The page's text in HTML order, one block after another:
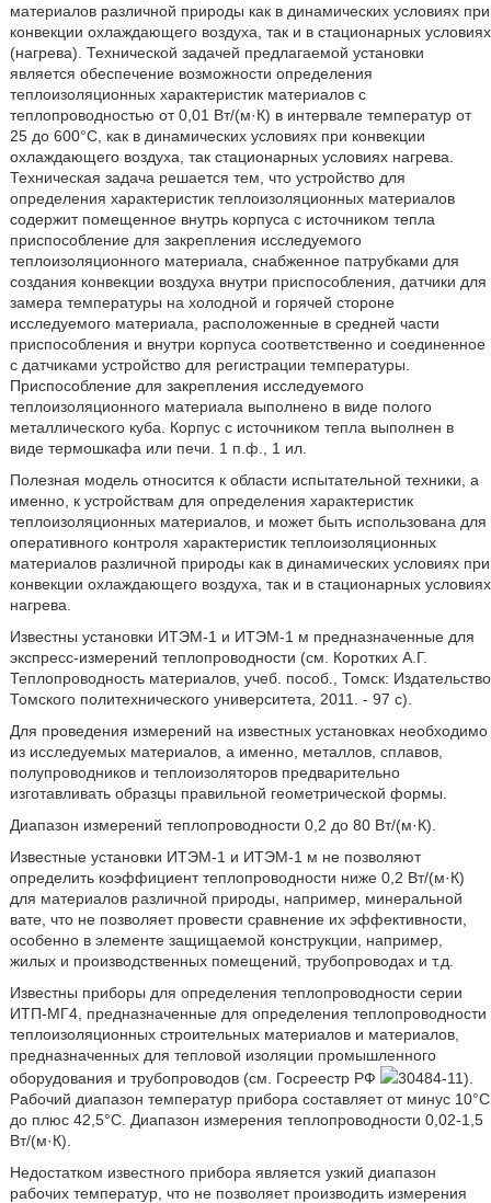
материалов различной природы как в динамических условиях при
конвекции охлаждающего воздуха, так и в стационарных условиях
(нагрева). Технической задачей предлагаемой установки
является обеспечение возможности определения
теплоизоляционных характеристик материалов с
теплопроводностью от 0,01 Вт/(м·К) в интервале температур от
25 до 600°C, как в динамических условиях при конвекции
охлаждающего воздуха, так стационарных условиях нагрева.
Техническая задача решается тем, что устройство для
определения характеристик теплоизоляционных материалов
содержит помещенное внутрь корпуса с источником тепла
приспособление для закрепления исследуемого
теплоизоляционного материала, снабженное патрубками для
создания конвекции воздуха внутри приспособления, датчики для
замера температуры на холодной и горячей стороне
исследуемого материала, расположенные в средней части
приспособления и внутри корпуса соответственно и соединенное
с датчиками устройство для регистрации температуры.
Приспособление для закрепления исследуемого
теплоизоляционного материала выполнено в виде полого
металлического куба. Корпус с источником тепла выполнен в
виде термошкафа или печи. 1 п.ф., 1 ил.
Полезная модель относится к области испытательной техники, а
именно, к устройствам для определения характеристик
теплоизоляционных материалов, и может быть использована для
оперативного контроля характеристик теплоизоляционных
материалов различной природы как в динамических условиях при
конвекции охлаждающего воздуха, так и в стационарных условиях
нагрева.
Известны установки ИТЭМ-1 и ИТЭМ-1 м предназначенные для
экспресс-измерений теплопроводности (см. Коротких А.Г.
Теплопроводность материалов, учеб. пособ., Томск: Издательство
Томского политехнического университета, 2011. - 97 с).
Для проведения измерений на известных установках необходимо
из исследуемых материалов, а именно, металлов, сплавов,
полупроводников и теплоизоляторов предварительно
изготавливать образцы правильной геометрической формы.
Диапазон измерений теплопроводности 0,2 до 80 Вт/(м·К).
Известные установки ИТЭМ-1 и ИТЭМ-1 м не позволяют
определить коэффициент теплопроводности ниже 0,2 Вт/(м·К)
для материалов различной природы, например, минеральной
вате, что не позволяет провести сравнение их эффективности,
особенно в элементе защищаемой конструкции, например,
жилых и производственных помещений, трубопроводах и т.д.
Известны приборы для определения теплопроводности серии
ИТП-МГ4, предназначенные для определения теплопроводности
теплоизоляционных строительных материалов и материалов,
предназначенных для тепловой изоляции промышленного
оборудования и трубопроводов (см. Госреестр РФ
30484-11).
Рабочий диапазон температур прибора составляет от минус 10°C
до плюс 42,5°C. Диапазон измерения теплопроводности 0,02-1,5
Вт/(м·К).
Недостатком известного прибора является узкий диапазон
рабочих температур, что не позволяет производить измерения